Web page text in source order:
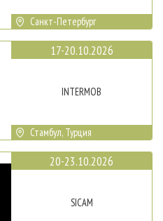
Санкт-Петербург
17-20.10.2026
INTERMOB
Стамбул, Турция
20-23.10.2026
SICAM